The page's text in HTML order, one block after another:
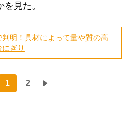
見た。
明！具材によって量や質の高
ぎり
1 2